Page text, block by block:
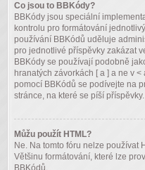
Co jsou to BBKódy?
BBKódy jsou speciální
kontrolu pro formátování
používání BBKódů uděluje
pro jednotlivé příspěvky zakázat
BBKódy se používají podobně
hranatých závorkách [ a ] a ne v
pomocí BBKódů se podívejte na
stránce, na které se píší příspěvky.
Můžu použít HTML?
Ne. Na tomto fóru nelze používat
Většinu formátování, které lze
BBKódů.